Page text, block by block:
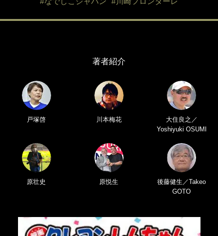
著者紹介
戸塚啓 川本梅花
大住良之／
Yoshiyuki OSUMI
原壮史 原悦生
後藤健生／Takeo
GOTO